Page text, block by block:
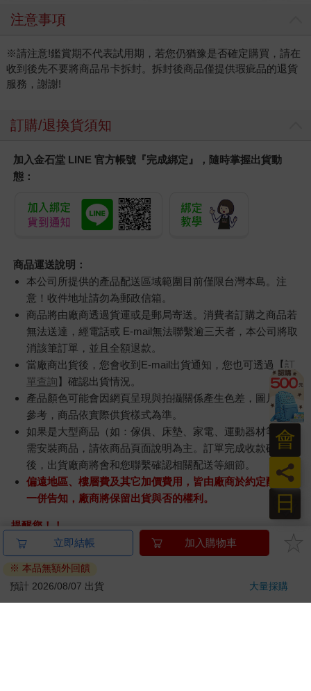
注意事項
※請注意!鑑賞期不代表試用期，若您仍猶豫是否確定購買，請在
收到後先不要將商品吊卡拆封。拆封後商品僅提供瑕疵品的退貨
服務，謝謝!
訂購/退換貨須知
加入金石堂 LINE 官方帳號『完成綁定』，隨時掌握出貨動
態：
商品運送說明：
本公司所提供的產品配送區域範圍目前僅限台灣本島。注
意！收件地址請勿為郵政信箱。
商品將由廠商透過貨運或是郵局寄送。消費者訂購之商品若
無法送達，經電話或 E-mail無法聯繫逾三天者，本公司將取
消該筆訂單，並且全額退款。
當廠商出貨後，您會收到E-mail出貨通知，您也可透過【訂
單查詢】確認出貨情況。
產品顏色可能會因網頁呈現與拍攝關係產生色差，圖片僅供
參考，商品依實際供貨樣式為準。
如果是大型商品（如：傢俱、床墊、家電、運動器材等）及
需安裝商品，請依商品頁面說明為主。訂單完成收款確認
後，出貨廠商將會和您聯繫確認相關配送等細節。
偏遠地區、樓層費及其它加價費用，皆由廠商於約定配送時
一併告知，廠商將保留出貨與否的權利。
提醒您！！
金石堂及銀行均不會請您操作ATM! 如接獲電話要求您前往
ATM提款機，請不要聽從指示，以免受騙上當！
退換貨須知：
**提醒您，鑑賞期不等於試用期，退回商品須為全新狀態**
立即結帳 加入購物車
※ 本品無額外回饋
預計 2026/08/07 出貨
大量採購
日
員
會